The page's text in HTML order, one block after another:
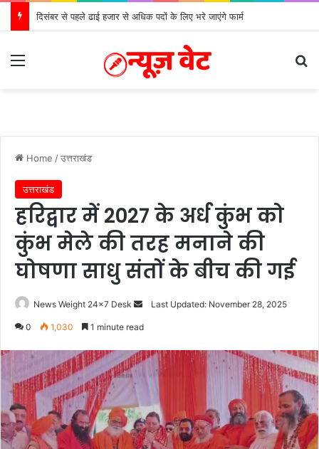
मुख्यमंत्री से महानिदेशक एनसीसी ने की शिष्टाचार भेंट
Home /उत्तराखंड
उत्तराखंड
हरिद्वार में 2027 के अर्ध कुंभ को
कुंभ मेले की तरह मनाने की
घोषणा साधु संतों के बीच की गई
News Weight 24x7 Desk
d
e
m
a
Last Updated: November 28, 2025
0 1,030 1 minute read